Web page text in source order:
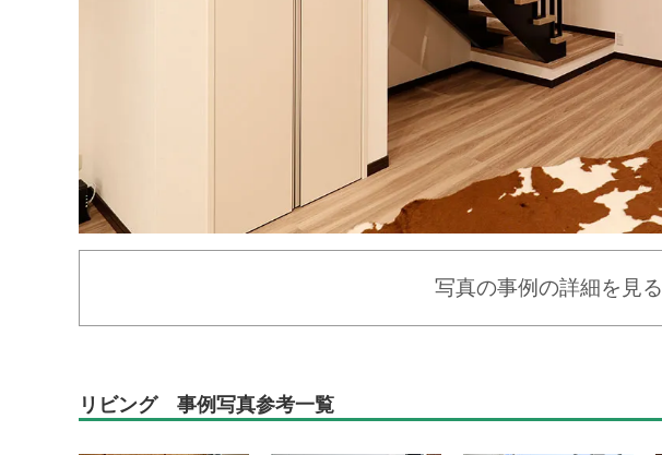
写真の事例の詳細を見る
リビング 事例写真参考一覧